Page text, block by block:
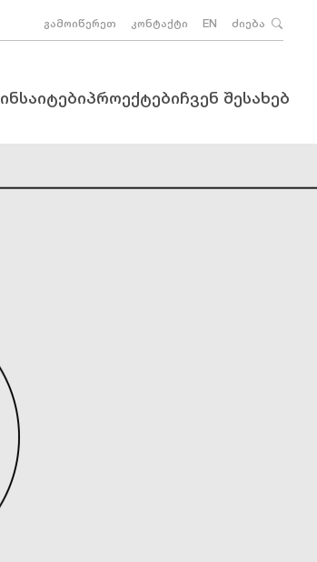
გამოიწერეთ კონტაქტი EN ძიება
ინსაიტებიპროექტებიჩვენ შესახებ